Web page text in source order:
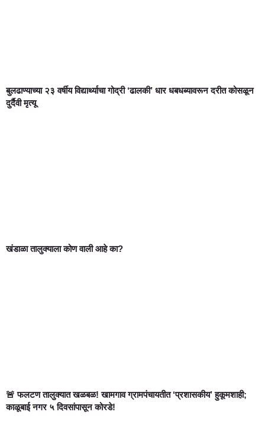
बुलढाण्याच्या २३ वर्षीय विद्यार्थ्याचा गोद्री ‘ढालकी’ धार धबधब्यावरून दरीत कोसळून
दुर्दैवी मृत्यू
खंडाळा तालुक्याला कोण वाली आहे का?
🚨 फलटण तालुक्यात खळबळ! खामगाव ग्रामपंचायतीत ‘प्रशासकीय’ हुकूमशाही;
काळूबाई नगर ५ दिवसांपासून कोरडे!